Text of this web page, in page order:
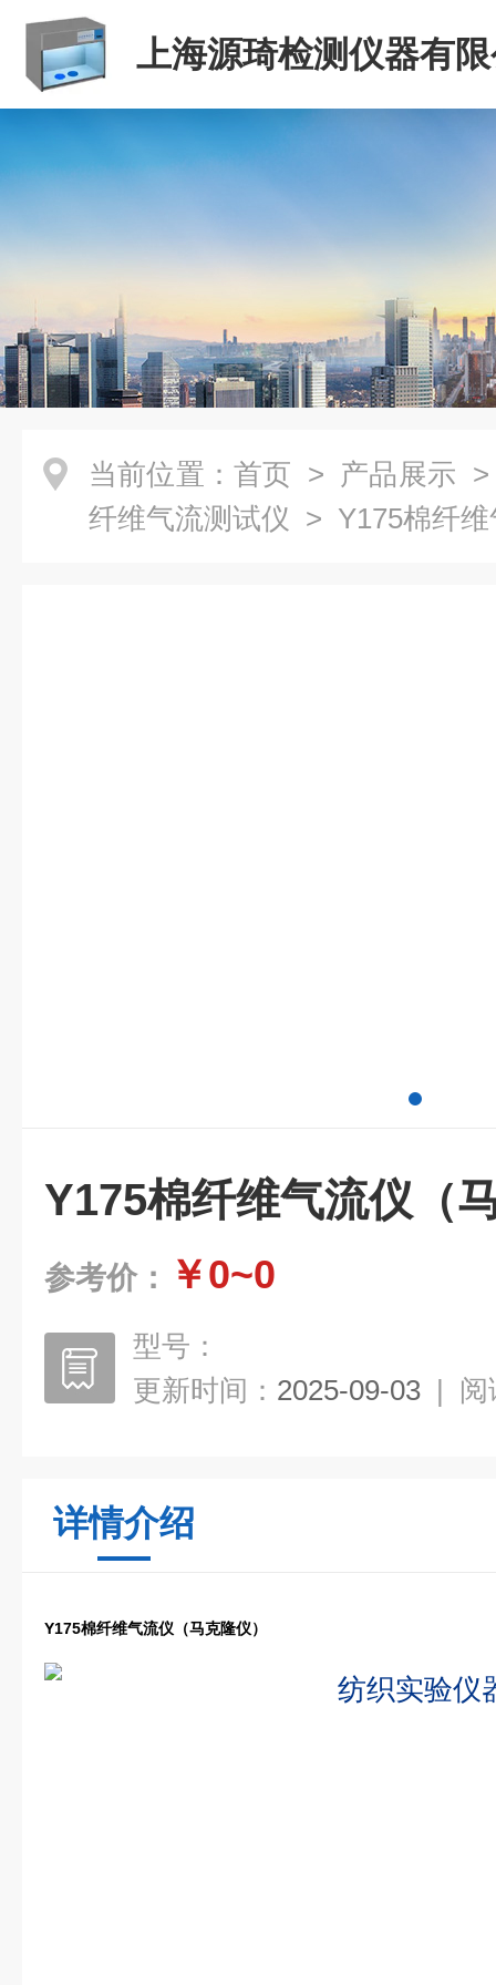
上海源琦检测仪器有
当前位置： 首页 > 产品展示
纤维气流测试仪 > Y175棉纤
Y175棉纤维气流仪（
参考价： ￥0~0
型号：
更新时间： 2025-09-03 | 阅
详情介绍
Y175棉纤维气流仪（马克隆仪）